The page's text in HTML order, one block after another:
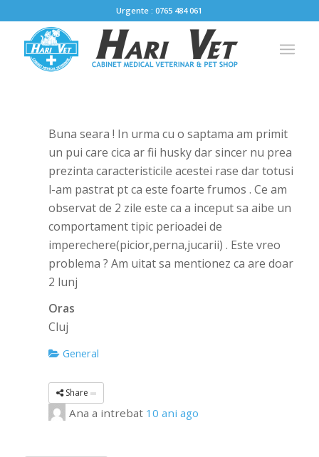
Urgente : 0765 484 061
Buna seara ! In urma cu o saptama am primit
un pui care cica ar fii husky dar sincer nu prea
prezinta caracteristicile acestei rase dar totusi
l-am pastrat pt ca este foarte frumos . Ce am
observat de 2 zile este ca a inceput sa aibe un
comportament tipic perioadei de
imperechere(picior,perna,jucarii) . Este vreo
problema ? Am uitat sa mentionez ca are doar
2 lunj
Oras
Cluj
General
Share
Ana a intrebat 10 ani ago